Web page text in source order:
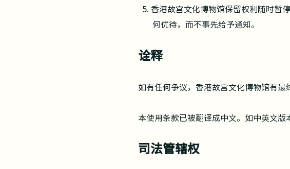
5. 香港故宫文化博物馆保留权利随时暂
何优待，而不事先给予通知。
诠释
如有任何争议，香港故宫文化博物馆有最
本使用条款已被翻译成中文。如中英文版
司法管辖权